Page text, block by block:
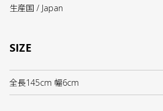
生産国 / Japan
SIZE
全長145cm 幅6cm